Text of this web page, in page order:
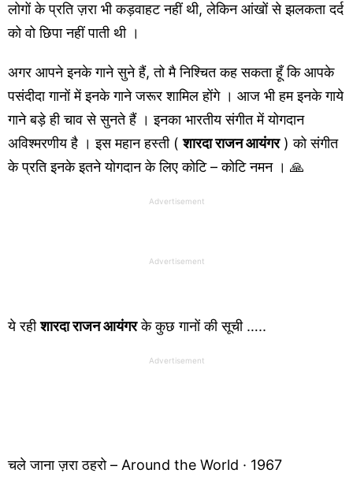
लोगों के प्रति ज़रा भी कड़वाहट नहीं थी, लेकिन आंखों से झलकता दर्द
को वो छिपा नहीं पाती थी ।
अगर आपने इनके गाने सुने हैं, तो मै निश्चित कह सकता हूँ कि आपके
पसंदीदा गानों में इनके गाने जरूर शामिल होंगे । आज भी हम इनके गाये
गाने बड़े ही चाव से सुनते हैं । इनका भारतीय संगीत में योगदान
अविश्मरणीय है । इस महान हस्ती (शारदा राजन आयंगर) को संगीत
के प्रति इनके इतने योगदान के लिए कोटि – कोटि नमन । 🙏
Advertisement
Advertisement
ये रहीशारदा राजन आयंगरके कुछ गानों की सूची …..
Advertisement
चले जाना ज़रा ठहरो – Around the World · 1967